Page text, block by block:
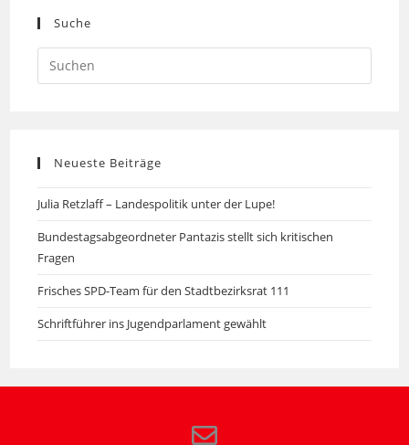
Suche
Neueste Beiträge
Julia Retzlaff – Landespolitik unter der Lupe!
Bundestagsabgeordneter Pantazis stellt sich kritischen
Fragen
Frisches SPD-Team für den Stadtbezirksrat 111
Schriftführer ins Jugendparlament gewählt